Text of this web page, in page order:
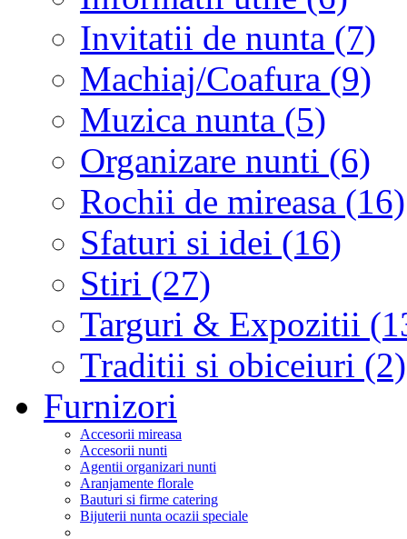
Invitatii de nunta (7)
Machiaj/Coafura (9)
Muzica nunta (5)
Organizare nunti (6)
Rochii de mireasa (16)
Sfaturi si idei (16)
Stiri (27)
Targuri & Expozitii
Traditii si obiceiuri (2)
Furnizori
Accesorii mireasa
Accesorii nunti
Agentii organizari nunti
Aranjamente florale
Bauturi si firme catering
Bijuterii nunta ocazii speciale